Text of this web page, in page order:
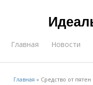
Главная Новости
Главная » Средство от пятен